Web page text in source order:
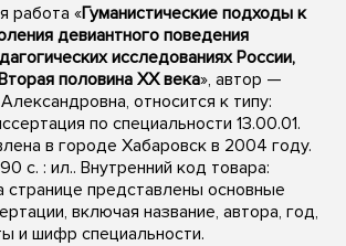
работа «Гуманистические подходы к
девиантного поведения
исследованиях России,
половина XX века», автор —
относится к типу:
по специальности 13.00.01.
в городе Хабаровск в 2004 году.
с. : ил.. Внутренний код товара:
представлены основные
включая название, автора, год,
и шифр специальности.